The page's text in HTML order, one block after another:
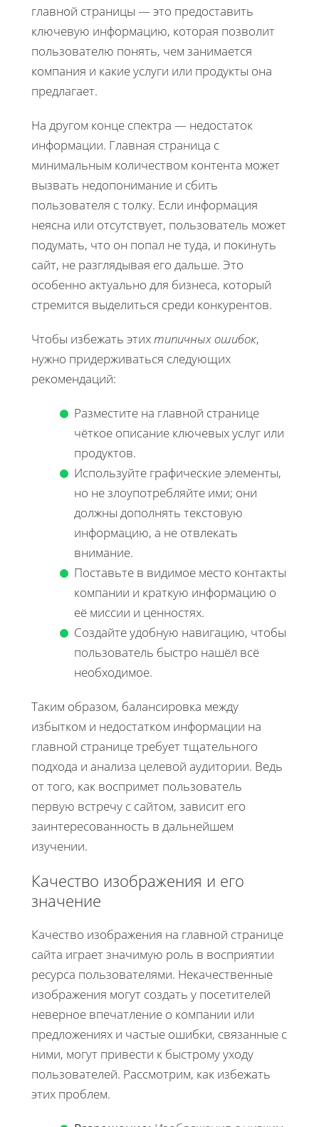
главной страницы — это предоставить
ключевую информацию, которая позволит
пользователю понять, чем занимается
компания и какие услуги или продукты она
предлагает.
На другом конце спектра — недостаток
информации. Главная страница с
минимальным количеством контента может
вызвать недопонимание и сбить
пользователя с толку. Если информация
неясна или отсутствует, пользователь может
подумать, что он попал не туда, и покинуть
сайт, не разглядывая его дальше. Это
особенно актуально для бизнеса, который
стремится выделиться среди конкурентов.
Чтобы избежать этихтипичных ошибок,
нужно придерживаться следующих
рекомендаций:
Разместите на главной странице
чёткое описание ключевых услуг или
продуктов.
Используйте графические элементы,
но не злоупотребляйте ими; они
должны дополнять текстовую
информацию, а не отвлекать
внимание.
Поставьте в видимое место контакты
компании и краткую информацию о
её миссии и ценностях.
Создайте удобную навигацию, чтобы
пользователь быстро нашёл всё
необходимое.
Таким образом, балансировка между
избытком и недостатком информации на
главной странице требует тщательного
подхода и анализа целевой аудитории. Ведь
от того, как воспримет пользователь
первую встречу с сайтом, зависит его
заинтересованность в дальнейшем
изучении.
Качество изображения и его
значение
Качество изображения на главной странице
сайта играет значимую роль в восприятии
ресурса пользователями. Некачественные
изображения могут создать у посетителей
неверное впечатление о компании или
предложениях и частые ошибки, связанные с
ними, могут привести к быстрому уходу
пользователей. Рассмотрим, как избежать
этих проблем.